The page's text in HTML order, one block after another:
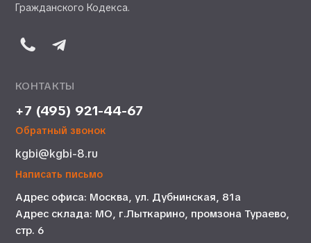
Гражданского Кодекса.
КОНТАКТЫ
+7 (495) 921-44-67
Обратный звонок
kgbi@kgbi-8.ru
Написать письмо
Адрес офиса: Москва, ул. Дубнинская, 81а
Адрес склада: МО, г.Лыткарино, промзона Тураево,
стр. 6